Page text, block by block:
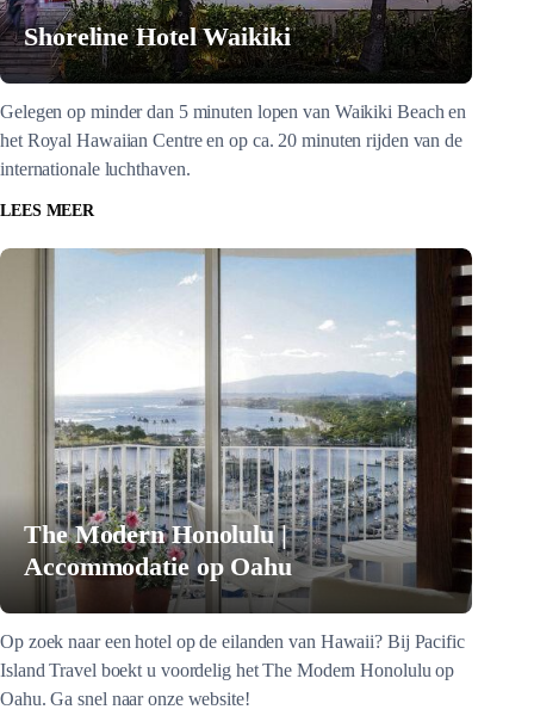
Shoreline Hotel Waikiki
Gelegen op minder dan 5 minuten lopen van Waikiki Beach en
het Royal Hawaiian Centre en op ca. 20 minuten rijden van de
internationale luchthaven.
LEES MEER
The Modern Honolulu |
Accommodatie op Oahu
Op zoek naar een hotel op de eilanden van Hawaii? Bij Pacific
Island Travel boekt u voordelig het The Modern Honolulu op
Oahu. Ga snel naar onze website!